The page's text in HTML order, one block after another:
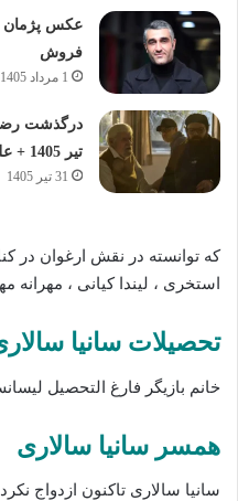
عکس پژمان
فروش
1 مرداد 1405
تیر 1405 + علت فوت
31 تیر 1405
که توانسته‌ در نقش ارغوان در
استخری ، لیندا کیانی ، مهرانه
تحصیلات سانیا
خانم بازیگر فارغ التحصیل
همسر سانیا سالاری
سانیا سالاری تاکنون ازدواج